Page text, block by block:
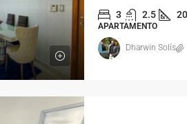
3 2.5
APARTAMENTO
Dharwin Solís